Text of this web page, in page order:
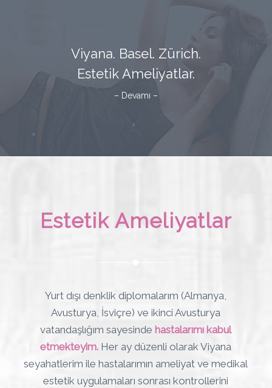
Viyana. Basel. Zürich.
Estetik Ameliyatlar.
– Devamı –
Estetik Ameliyatlar
Yurt dışı denklik diplomalarım (Almanya,
Avusturya, İsviçre) ve ikinci Avusturya
vatandaşlığım sayesinde hastalarımı kabul
etmekteyim. Her ay düzenli olarak Viyana
seyahatlerim ile hastalarımın ameliyat ve medikal
estetik uygulamaları sonrası kontrollerini